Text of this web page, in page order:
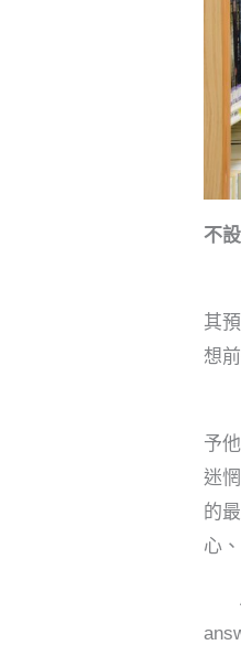
不
談
其
想
回
予
迷
的
心